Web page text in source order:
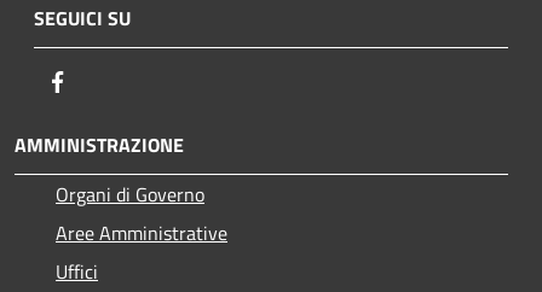
SEGUICI SU
AMMINISTRAZIONE
Organi di Governo
Aree Amministrative
Uffici